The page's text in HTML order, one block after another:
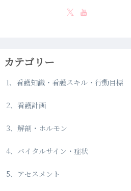
カテゴリー
1、看護知識・看護スキル・行動目標
2、看護計画
3、解剖・ホルモン
4、バイタルサイン・症状
5、アセスメント